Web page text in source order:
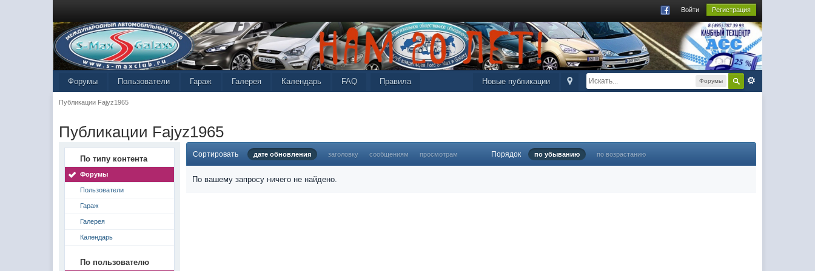
Войти Регистрация
Форумы
Новые публикации
FAQ Правила
Форумы Пользователи Гараж Галерея Календарь
Публикации Fajyz1965
Публикации Fajyz1965
По типу контента
Форумы
Пользователи
Гараж
Галерея
Календарь
По пользователю
Сортировать дате обновления заголовку сообщениям просмотрам Порядок по убыванию по возрастанию
По вашему запросу ничего не найдено.